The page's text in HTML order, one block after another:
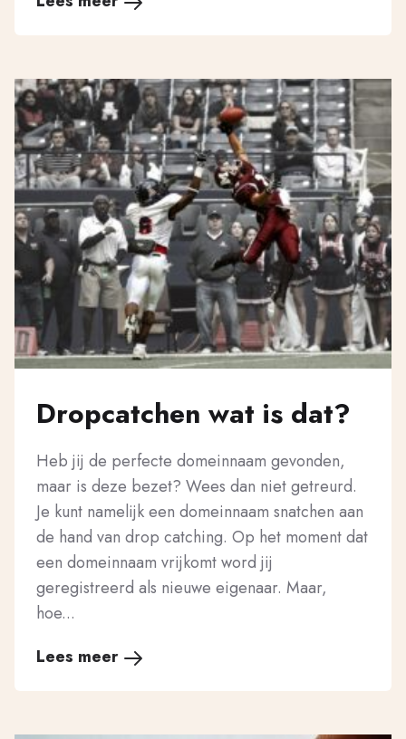
Dropcatchen wat is dat?
Heb jij de perfecte domeinnaam gevonden,
maar is deze bezet? Wees dan niet getreurd.
Je kunt namelijk een domeinnaam snatchen aan
de hand van drop catching. Op het moment dat
een domeinnaam vrijkomt word jij
geregistreerd als nieuwe eigenaar. Maar,
hoe...
Lees meer